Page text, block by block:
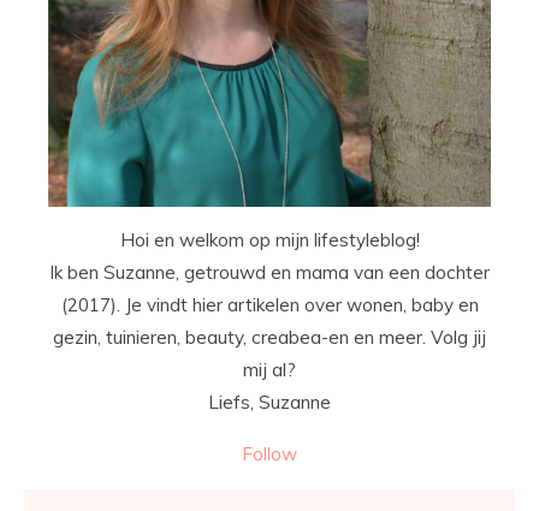
Hoi en welkom op mijn lifestyleblog!
Ik ben Suzanne, getrouwd en mama van een dochter
(2017). Je vindt hier artikelen over wonen, baby en
gezin, tuinieren, beauty, creabea-en en meer. Volg jij
mij al?
Liefs, Suzanne
Follow